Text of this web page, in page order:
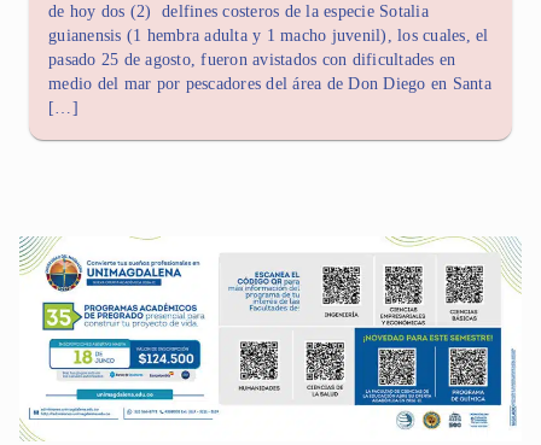
de hoy dos (2) delfines costeros de la especie Sotalia
guianensis (1 hembra adulta y 1 macho juvenil), los cuales, el
pasado 25 de agosto, fueron avistados con dificultades en
medio del mar por pescadores del área de Don Diego en Santa
[…]